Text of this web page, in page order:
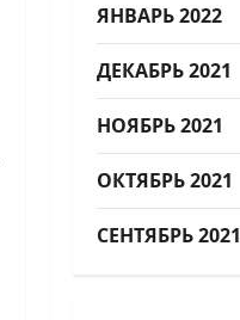
ЯНВАРЬ 2022
ДЕКАБРЬ 2021
НОЯБРЬ 2021
ОКТЯБРЬ 2021
СЕНТЯБРЬ 2021